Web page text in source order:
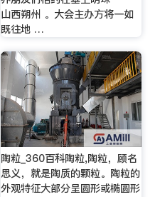
山西朔州 。大会主办方将一如
既往地 …
陶粒_360百科陶粒,陶粒，顾名
思义，就是陶质的颗粒。陶粒的
外观特征大部分呈圆形或椭圆形